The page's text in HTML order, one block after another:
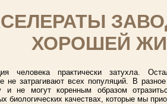
ХОРОШЕЙ
человека практически затухла.
не затрагивают всех популяций. В
и не могут коренным образом
биологических качествах, которые мы